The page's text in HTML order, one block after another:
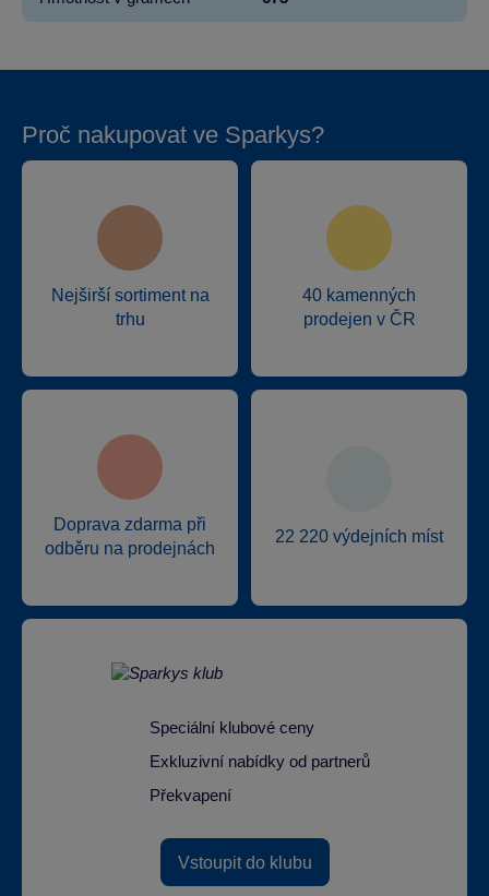
Proč nakupovat ve Sparkys?
Nejširší sortiment na
trhu
40 kamenných
prodejen v ČR
Doprava zdarma při
odběru na prodejnách
22 220 výdejních míst
Speciální klubové ceny
Exkluzivní nabídky od partnerů
Překvapení
Vstoupit do klubu